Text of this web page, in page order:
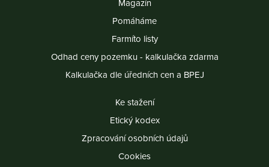
Magazín
Pomáháme
Farmíto listy
Odhad ceny pozemku - kalkulačka zdarma
Kalkulačka dle úředních cen a BPEJ
Ke stažení
Etický kodex
Zpracování osobních údajů
Cookies